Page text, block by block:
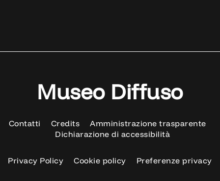
Museo Diffuso
Contatti Credits
Amministrazione trasparente
Dichiarazione di accessibilità
Privacy Policy Cookie policy Preferenze privacy